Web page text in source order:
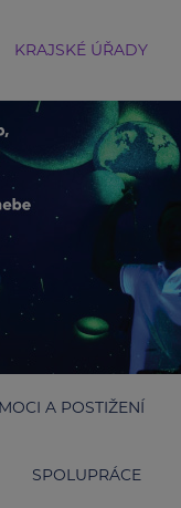
KRAJSKÉ ÚŘADY
A POSTIŽENÍ
SPOLUPRÁCE